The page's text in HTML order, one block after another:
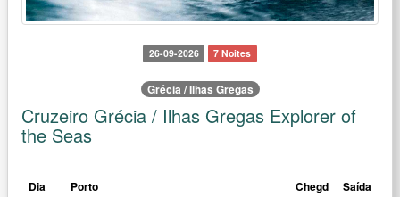
26-09-2026 7 Noites
Grécia / Ilhas Gregas
Cruzeiro Grécia / Ilhas Gregas Explorer of
the Seas
Dia Porto Chegd Saída